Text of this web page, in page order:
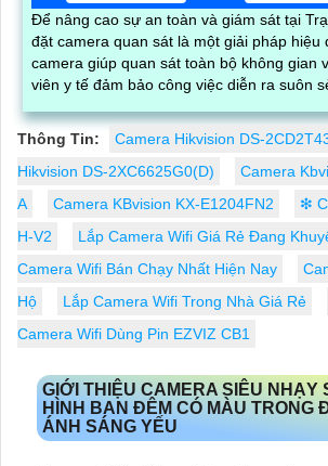
Để nâng cao sự an toàn và giám sát tại
đặt camera quan sát là một giải pháp hiệu quả. Hệ
camera giúp quan sát toàn bộ không gian
viên y tế đảm bảo công việc diễn ra suôn
Thông Tin: Camera Hikvision DS-
Hikvision DS-2XC6625G0(D)
Camera
A
Camera KBvision KX-E1204FN2
❇
H-V2
Lắp Camera Wifi Giá Rẻ Đang
Camera Wifi Bán Chạy Nhất Hiện Nay
Hộ
Lắp Camera Wifi Trong Nhà Giá Rẻ
Camera Wifi Dùng Pin EZVIZ CB1
GIỚI THIỆU CAMERA SIÊU NHẠY
HÌNH BAN ĐÊM CÓ MÀU TRONG
ÁNH SÁNG YẾU